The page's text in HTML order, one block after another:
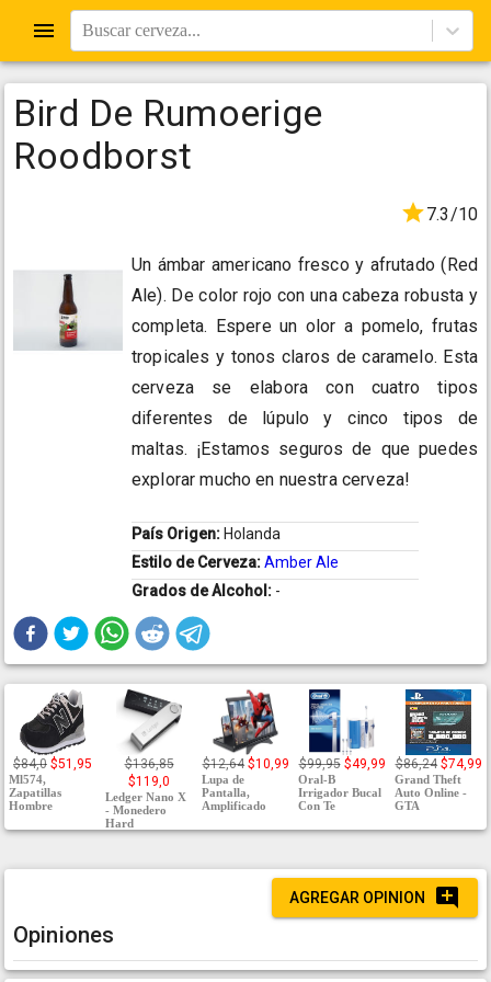
Buscar cerveza...
Bird De Rumoerige
Roodborst
7.3/10
Un ámbar americano fresco y afrutado (Red
Ale). De color rojo con una cabeza robusta y
completa. Espere un olor a pomelo, frutas
tropicales y tonos claros de caramelo. Esta
cerveza se elabora con cuatro tipos
diferentes de lúpulo y cinco tipos de
maltas. ¡Estamos seguros de que puedes
explorar mucho en nuestra cerveza!
País Origen: Holanda
Estilo de Cerveza:Amber Ale
Grados de Alcohol: -
$84,0 $51,95
Ml574,
Zapatillas
Hombre
$136,85
$119,0
Ledger Nano X
- Monedero
Hard
$12,64 $10,99
Lupa de
Pantalla,
Amplificado
$99,95 $49,99
Oral-B
Irrigador Bucal
Con Te
$86,24 $74,99
Grand Theft
Auto Online -
GTA
AGREGAR OPINION
Opiniones